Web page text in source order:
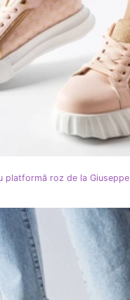
platformă roz de la Giuseppe